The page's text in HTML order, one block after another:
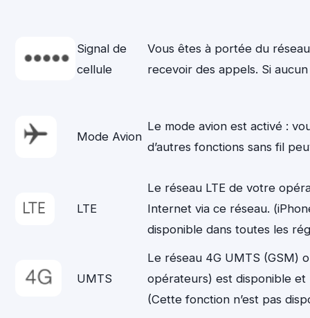
Signal de
cellule
Vous êtes à portée du
recevoir des appels. Si
Mode Avion
Le mode avion est activé :
d’autres fonctions sans fil
LTE
Le réseau LTE de votre
Internet via ce réseau.
disponible dans toutes les
UMTS
Le réseau 4G UMTS (GSM)
opérateurs) est disponible et
(Cette fonction n’est pas